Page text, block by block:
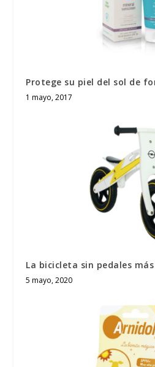
Protege su piel del sol de
1 mayo, 2017
La bicicleta sin pedales
5 mayo, 2020